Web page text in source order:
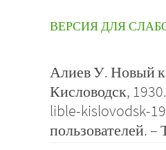
ВЕРСИЯ ДЛЯ
Алиев У. Новый
Кисловодск,
lible-kislovodsk-
пользователей. –